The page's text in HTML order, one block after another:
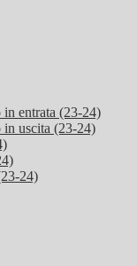
in entrata (23-24)
in uscita (23-24)
24)